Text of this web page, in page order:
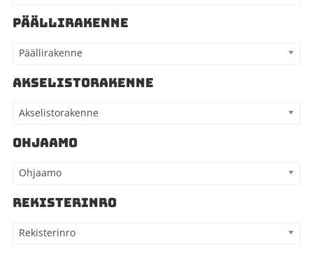
PÄÄLLIRAKENNE
Päällirakenne
AKSELISTORAKENNE
Akselistorakenne
OHJAAMO
Ohjaamo
REKISTERINRO
Rekisterinro